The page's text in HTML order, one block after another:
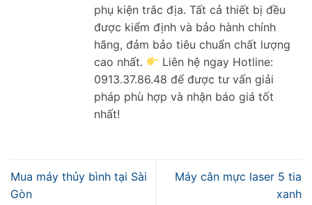
phụ kiện trắc địa. Tất cả thiết bị đều
được kiểm định và bảo hành chính
hãng, đảm bảo tiêu chuẩn chất lượng
cao nhất.
Liên hệ ngay Hotline:
0913.37.86.48 để được tư vấn giải
pháp phù hợp và nhận báo giá tốt
nhất!
Mua máy thủy bình tại Sài
Gòn
Máy cân mực laser 5 tia
xanh